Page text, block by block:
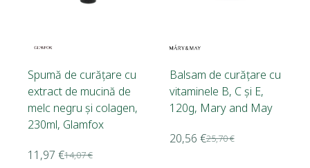
Spumă de curățare cu
extract de mucină de
melc negru și colagen,
230ml, Glamfox
14,07€
11,97 €
Balsam de curățare cu
vitaminele B, C și E,
120g, Mary and May
25,70€
20,56 €